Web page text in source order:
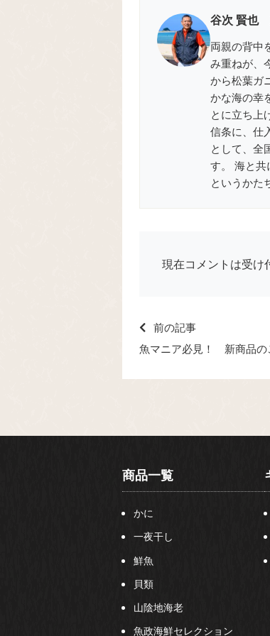
谷次 賢也
両親の背中
み重ねが、
から松葉ガ
かな海の幸
とに立ち上
信条に、仕
として、全
す。 海と共
というかた
現在コメントは受け
前の記事
魚マニア必見！ 新商品
商品一覧
かに
一夜干し
鮮魚
貝類
山陰地海老
魚政海鮮セレクション